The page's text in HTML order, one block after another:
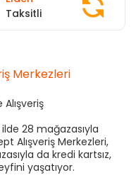
Taksitli
Merkezleri
ilde 28 mağazasıyla
Alışveriş Merkezleri,
da kredi kartsız,
yaşatıyor.